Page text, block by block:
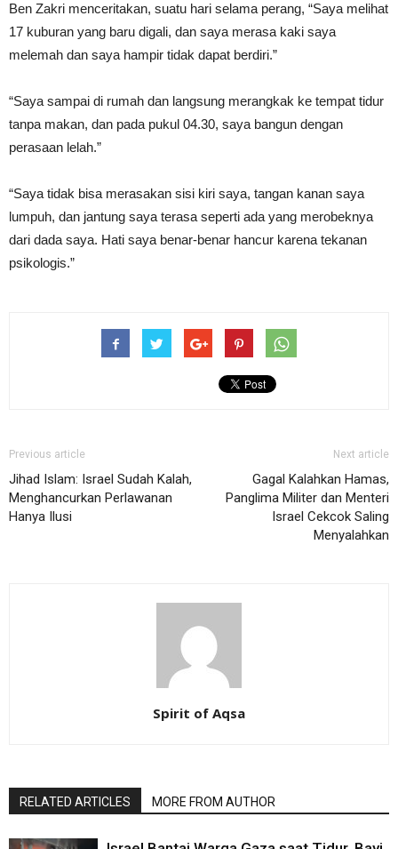
Ben Zakri menceritakan, suatu hari selama perang, “Saya melihat
17 kuburan yang baru digali, dan saya merasa kaki saya
melemah dan saya hampir tidak dapat berdiri.”
“Saya sampai di rumah dan langsung merangkak ke tempat tidur
tanpa makan, dan pada pukul 04.30, saya bangun dengan
perasaan lelah.”
“Saya tidak bisa merasakan sisi kiri saya, tangan kanan saya
lumpuh, dan jantung saya terasa seperti ada yang merobeknya
dari dada saya. Hati saya benar-benar hancur karena tekanan
psikologis.”
Previous article
Jihad Islam: Israel Sudah Kalah,
Menghancurkan Perlawanan
Hanya Ilusi
Next article
Gagal Kalahkan Hamas,
Panglima Militer dan Menteri
Israel Cekcok Saling
Menyalahkan
Spirit of Aqsa
RELATED ARTICLES MORE FROM AUTHOR